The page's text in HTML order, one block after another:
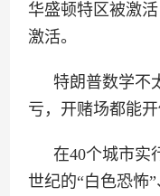
华盛顿特区被激
激活。
特朗普数学不
亏，开赌场都能开
在40个城市实
世纪的“白色恐怖